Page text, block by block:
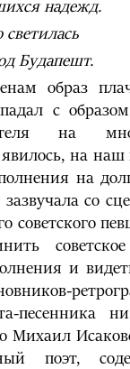
надежд.
Будапешт.
образ
с
на
явилось, на
на
зазвучала со
советского
и
песенника
Михаил
поэт,